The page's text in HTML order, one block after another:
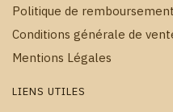
Politique de remboursement
Conditions générale de
Mentions Légales
LIENS UTILES